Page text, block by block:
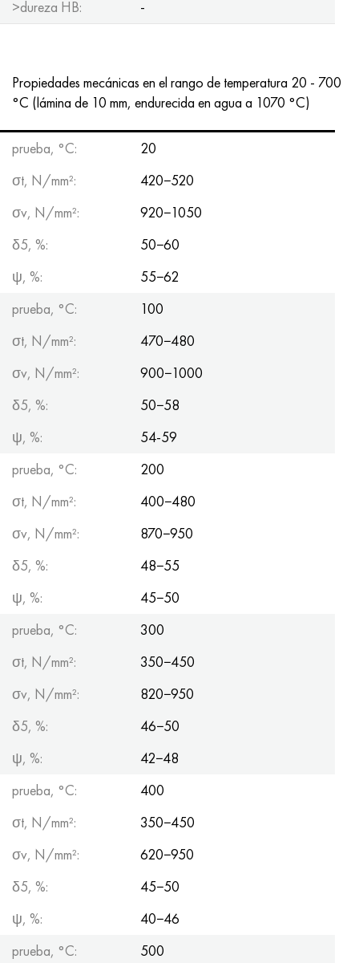
>dureza HB: -
Propiedades mecánicas en el rango de temperatura 20 - 700
°C (lámina de 10 mm, endurecida en agua a 1070 °C)
prueba, °C:
20
σt, N/mm²:
420−520
σv, N/mm²:
920−1050
δ5, %:
50−60
ψ, %:
55−62
prueba, °C:
100
σt, N/mm²:
470−480
σv, N/mm²:
900−1000
δ5, %:
50−58
ψ, %:
54-59
prueba, °C:
200
σt, N/mm²:
400−480
σv, N/mm²:
870−950
δ5, %:
48−55
ψ, %:
45−50
prueba, °C:
300
σt, N/mm²:
350−450
σv, N/mm²:
820−950
δ5, %:
46−50
ψ, %:
42−48
prueba, °C:
400
σt, N/mm²:
350−450
σv, N/mm²:
620−950
δ5, %:
45−50
ψ, %:
40−46
prueba, °C:
500